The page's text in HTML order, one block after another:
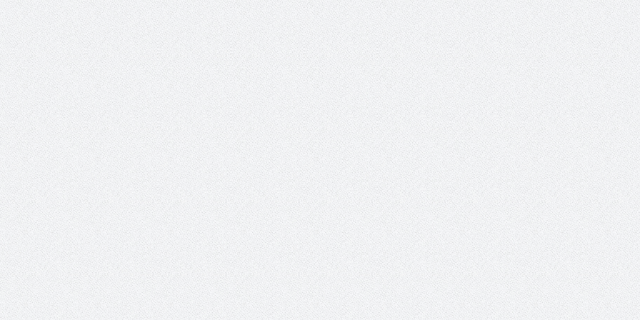
المؤشرات الجغرافية
عمل ينظمها
الشيخ صالح بن حسين آل سلامة
يحصل على الدكتوراة في الإدارة من
أكاديمية(جيت) البريطانية